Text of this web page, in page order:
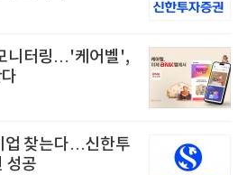
니터링…'케어벨',
업 찾는다…신한투
성공